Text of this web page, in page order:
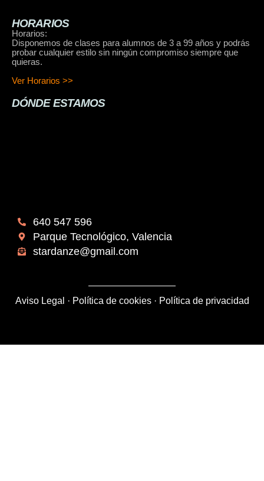
HORARIOS
Horarios:
Disponemos de clases para alumnos de 3 a 99 años y podrás
probar cualquier estilo sin ningún compromiso siempre que
quieras.
Ver Horarios >>
DÓNDE ESTAMOS
640 547 596
Parque Tecnológico, Valencia
stardanze@gmail.com
Aviso Legal · Política de cookies· Política de privacidad